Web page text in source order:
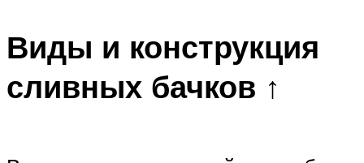
Виды и конструкция
сливных бачков ↑